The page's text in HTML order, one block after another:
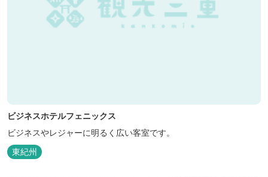
ビジネスホテルフェニックス
ビジネスやレジャーに明るく広い客室です。
東紀州